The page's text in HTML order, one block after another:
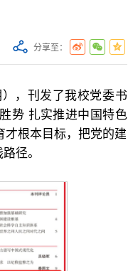
分享至：
，刊发了我校党委书
势 扎实推进中国特色
根本目标，把党的建
径。